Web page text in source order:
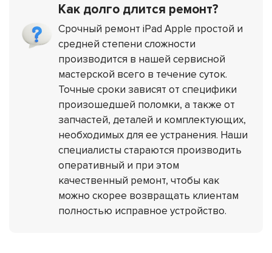
Как долго длится ремонт?
Срочный ремонт iPad Apple простой и
средней степени сложности
производится в нашей сервисной
мастерской всего в течение суток.
Точные сроки зависят от специфики
произошедшей поломки, а также от
запчастей, деталей и комплектующих,
необходимых для ее устранения. Наши
специалисты стараются производить
оперативный и при этом
качественный ремонт, чтобы как
можно скорее возвращать клиентам
полностью исправное устройство.